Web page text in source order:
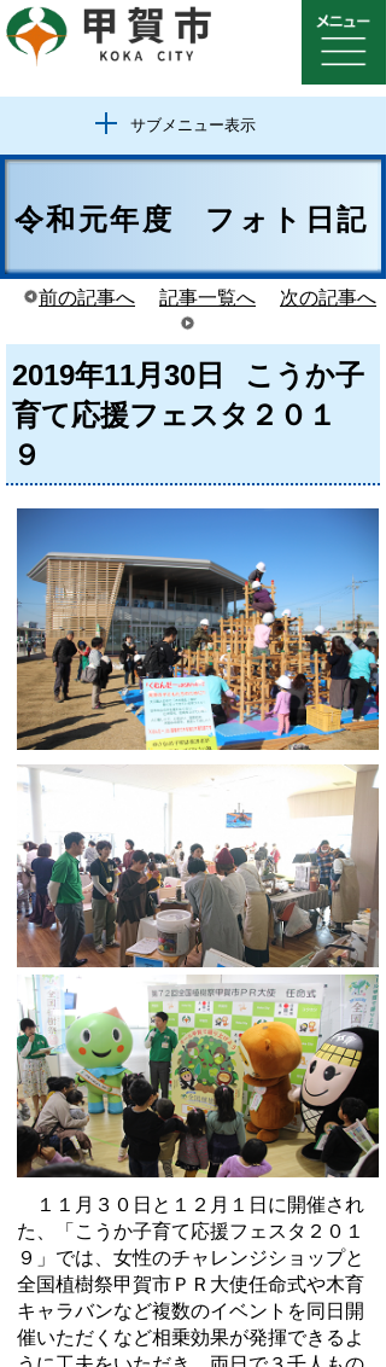
サブメニュー表示
令和元年度 フォト日記
前の記事へ 記事一覧へ 次の記事へ
2019年11月30日
こうか子
育て応援フェスタ２０１
９
１１月３０日と１２月１日に開催され
た、「こうか子育て応援フェスタ２０１
９」では、女性のチャレンジショップと
全国植樹祭甲賀市ＰＲ大使任命式や木育
キャラバンなど複数のイベントを同日開
催いただくなど相乗効果が発揮できるよ